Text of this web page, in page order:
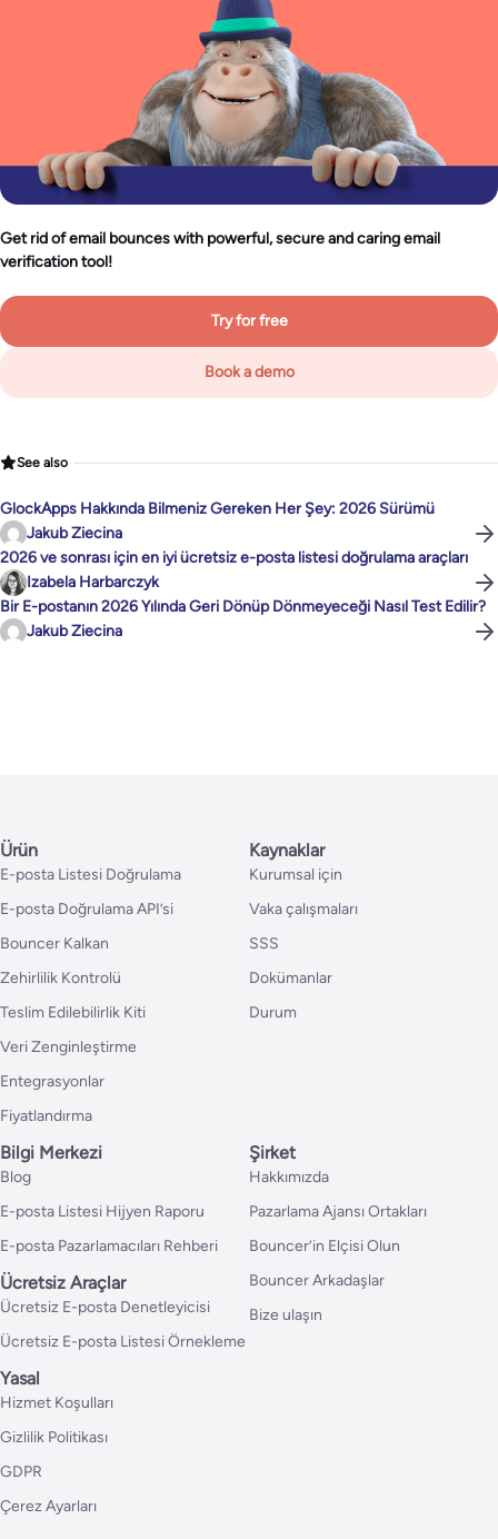
Get rid of email bounces with powerful, secure and caring email
verification tool!
Try for free
Book a demo
See also
GlockApps Hakkında Bilmeniz Gereken Her Şey: 2026 Sürümü
Jakub Ziecina
2026 ve sonrası için en iyi ücretsiz e-posta listesi doğrulama araçları
Izabela Harbarczyk
Bir E-postanın 2026 Yılında Geri Dönüp Dönmeyeceği Nasıl Test Edilir?
Jakub Ziecina
Ürün
E-posta Listesi Doğrulama
E-posta Doğrulama API’si
Bouncer Kalkan
Zehirlilik Kontrolü
Teslim Edilebilirlik Kiti
Veri Zenginleştirme
Entegrasyonlar
Fiyatlandırma
Kaynaklar
Kurumsal için
Vaka çalışmaları
SSS
Dokümanlar
Durum
Bilgi Merkezi
Blog
E-posta Listesi Hijyen Raporu
E-posta Pazarlamacıları Rehberi
Ücretsiz Araçlar
Ücretsiz E-posta Denetleyicisi
Ücretsiz E-posta Listesi Örnekleme
Şirket
Hakkımızda
Pazarlama Ajansı Ortakları
Bouncer’in Elçisi Olun
Bouncer Arkadaşlar
Bize ulaşın
Yasal
Hizmet Koşulları
Gizlilik Politikası
GDPR
Çerez Ayarları